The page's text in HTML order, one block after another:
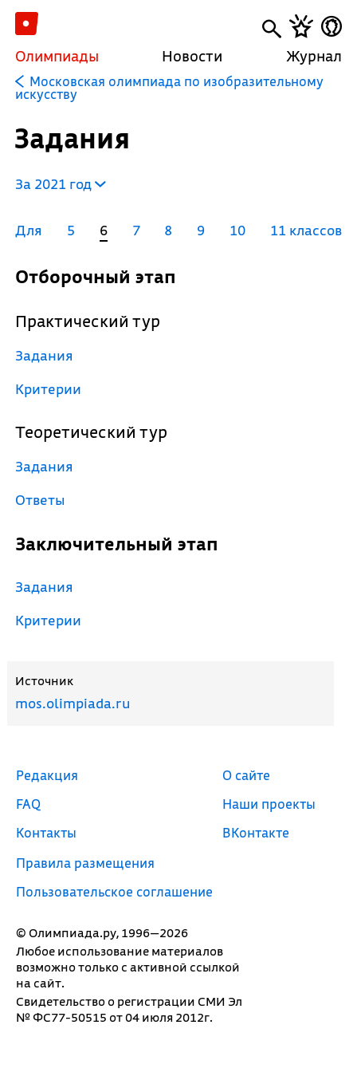
Олимпиады Новости Журнал
Московская олимпиада по изобразительному
искусству
Задания
За 2021 год
Для 5 6 7 8 9 10 11 классов
Отборочный этап
Практический тур
Задания
Критерии
Теоретический тур
Задания
Ответы
Заключительный этап
Задания
Критерии
Источник
mos.olimpiada.ru
© Олимпиада.ру, 1996—2026
Любое использование материалов
возможно только с активной ссылкой
на сайт.
Свидетельство о регистрации СМИ Эл
№ ФС77-50515 от 04 июля 2012г.
Редакция
FAQ
Контакты
Правила размещения
Пользовательское соглашение
О сайте
Наши проекты
ВКонтакте